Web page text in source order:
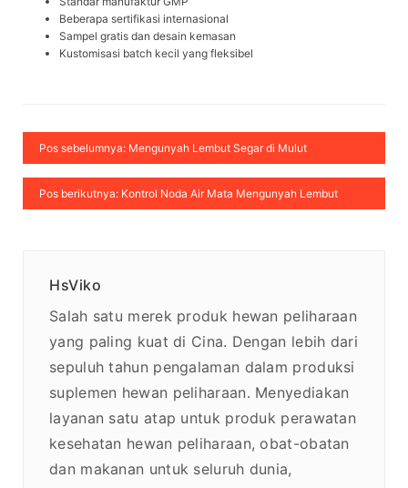
Beberapa sertifikasi internasional
Sampel gratis dan desain kemasan
Kustomisasi batch kecil yang fleksibel
Pos sebelumnya: Mengunyah Lembut Segar di Mulut
Pos berikutnya: Kontrol Noda Air Mata Mengunyah Lembut
HsViko
Salah satu merek produk hewan peliharaan
yang paling kuat di Cina. Dengan lebih dari
sepuluh tahun pengalaman dalam produksi
suplemen hewan peliharaan. Menyediakan
layanan satu atap untuk produk perawatan
kesehatan hewan peliharaan, obat-obatan
dan makanan untuk seluruh dunia,